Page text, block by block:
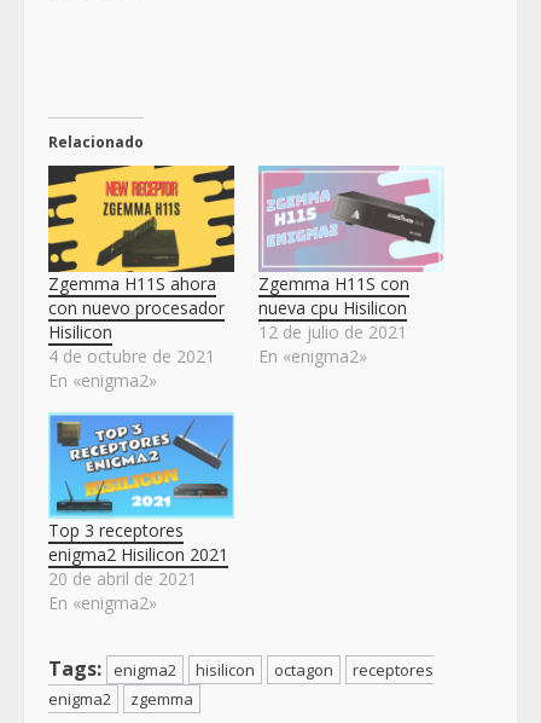
Relacionado
Zgemma H11S ahora
con nuevo procesador
Hisilicon
4 de octubre de 2021
En «enigma2»
Zgemma H11S con
nueva cpu Hisilicon
12 de julio de 2021
En «enigma2»
Top 3 receptores
enigma2 Hisilicon 2021
20 de abril de 2021
En «enigma2»
Tags: enigma2 hisilicon octagon
receptores
enigma2
zgemma